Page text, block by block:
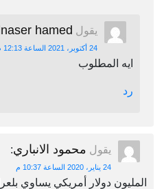
يقول hamed
24 أكتوبر، 2021 الساعة 12:13 م
ايه المطلوب
رد
يقول محمود الانباري:
24 يناير، 2020 الساعة 10:37 م
المليون دولار أمريكي يساوي